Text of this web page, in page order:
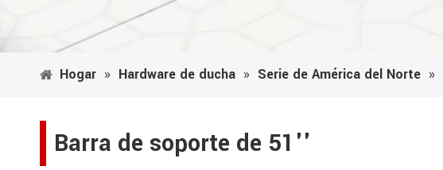
Hogar » Hardware de ducha » Serie de América del Norte »
Barra de soporte de 51''